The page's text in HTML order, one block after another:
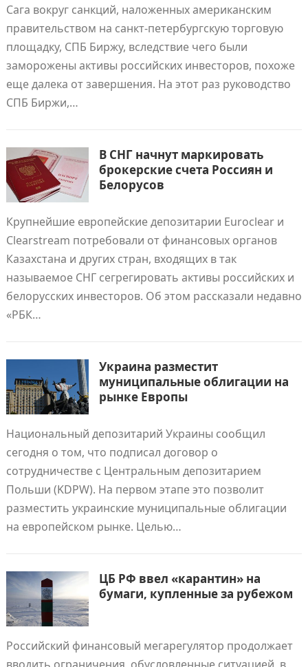
Сага вокруг санкций, наложенных американским
правительством на санкт-петербургскую торговую
площадку, СПБ Биржу, вследствие чего были
заморожены активы российских инвесторов, похоже
еще далека от завершения. На этот раз руководство
СПБ Биржи,…
В СНГ начнут маркировать
брокерские счета Россиян и
Белорусов
Крупнейшие европейские депозитарии Euroclear и
Clearstream потребовали от финансовых органов
Казахстана и других стран, входящих в так
называемое СНГ сегрегировать активы российских и
белорусских инвесторов. Об этом рассказали недавно
«РБК…
Украина разместит
муниципальные облигации на
рынке Европы
Национальный депозитарий Украины сообщил
сегодня о том, что подписал договор о
сотрудничестве с Центральным депозитарием
Польши (KDPW). На первом этапе это позволит
разместить украинские муниципальные облигации
на европейском рынке. Целью…
ЦБ РФ ввел «карантин» на
бумаги, купленные за рубежом
Российский финансовый мегарегулятор продолжает